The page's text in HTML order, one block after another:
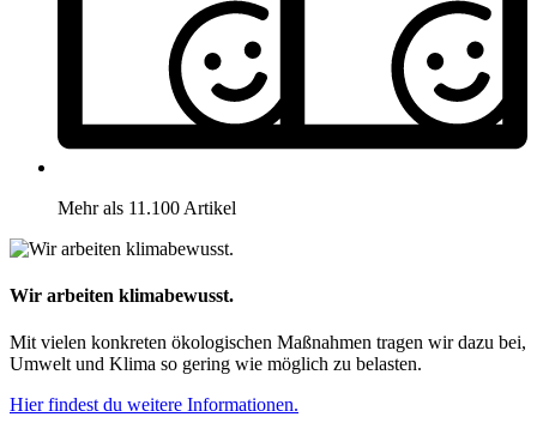
Mehr als 11.100 Artikel
Wir arbeiten klimabewusst.
Mit vielen konkreten ökologischen Maßnahmen tragen wir dazu bei,
Umwelt und Klima so gering wie möglich zu belasten.
Hier findest du weitere Informationen.